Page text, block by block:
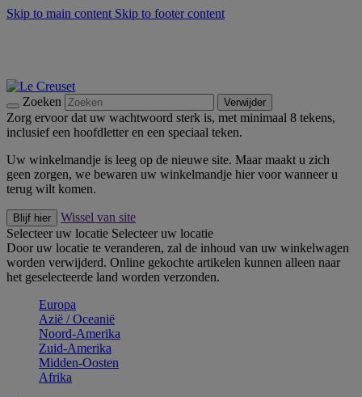
Skip to main content Skip to footer content
Zoeken Verwijder
Zorg ervoor dat uw wachtwoord sterk is, met minimaal 8 tekens,
inclusief een hoofdletter en een speciaal teken.
Uw winkelmandje is leeg op de nieuwe site. Maar maakt u zich
geen zorgen, we bewaren uw winkelmandje hier voor wanneer u
terug wilt komen.
Blijf hier
Wissel van site
Selecteer uw locatie Selecteer uw locatie
Door uw locatie te veranderen, zal de inhoud van uw winkelwagen
worden verwijderd. Online gekochte artikelen kunnen alleen naar
het geselecteerde land worden verzonden.
Europa
Aziё / Oceaniё
Noord-Amerika
Zuid-Amerika
Midden-Oosten
Afrika